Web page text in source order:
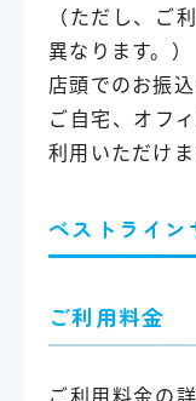
（ただし、ご
異なります。）
店頭でのお振
ご自宅、オフ
利用いただけま
ベストライン
ご利用料金